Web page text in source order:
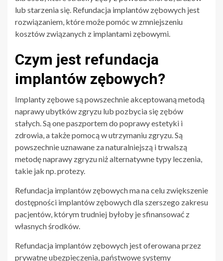
lub starzenia się. Refundacja implantów zębowych jest
rozwiązaniem, które może pomóc w zmniejszeniu
kosztów związanych z implantami zębowymi.
Czym jest refundacja
implantów zębowych?
Implanty zębowe są powszechnie akceptowaną metodą
naprawy ubytków zgryzu lub pozbycia się zębów
stałych. Są one paszportem do poprawy estetyki i
zdrowia, a także pomocą w utrzymaniu zgryzu. Są
powszechnie uznawane za naturalniejszą i trwalszą
metodę naprawy zgryzu niż alternatywne typy leczenia,
takie jak np. protezy.
Refundacja implantów zębowych ma na celu zwiększenie
dostępności implantów zębowych dla szerszego zakresu
pacjentów, którym trudniej byłoby je sfinansować z
własnych środków.
Refundacja implantów zębowych jest oferowana przez
prywatne ubezpieczenia, państwowe systemy